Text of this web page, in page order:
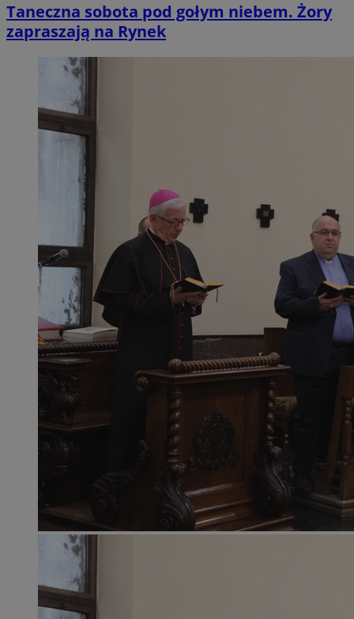
Taneczna sobota pod gołym niebem. Żory
zapraszają na Rynek